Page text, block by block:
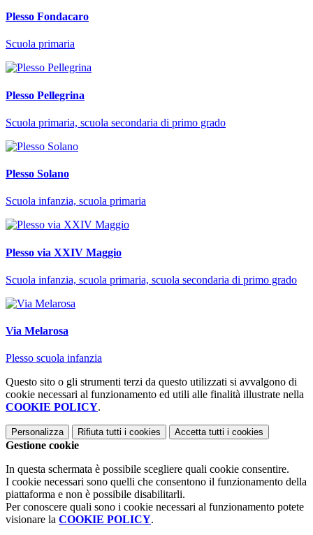
Plesso Fondacaro
Scuola primaria
Plesso Pellegrina
Scuola primaria, scuola secondaria di primo grado
Plesso Solano
Scuola infanzia, scuola primaria
Plesso via XXIV Maggio
Scuola infanzia, scuola primaria, scuola secondaria di primo grado
Via Melarosa
Plesso scuola infanzia
Questo sito o gli strumenti terzi da questo utilizzati si avvalgono di
cookie necessari al funzionamento ed utili alle finalità illustrate nella
COOKIE POLICY.
Personalizza Rifiuta tutti i cookies Accetta tutti i cookies
Gestione cookie
In questa schermata è possibile scegliere quali cookie consentire.
I cookie necessari sono quelli che consentono il funzionamento della
piattaforma e non è possibile disabilitarli.
Per conoscere quali sono i cookie necessari al funzionamento potete
visionare la COOKIE POLICY.